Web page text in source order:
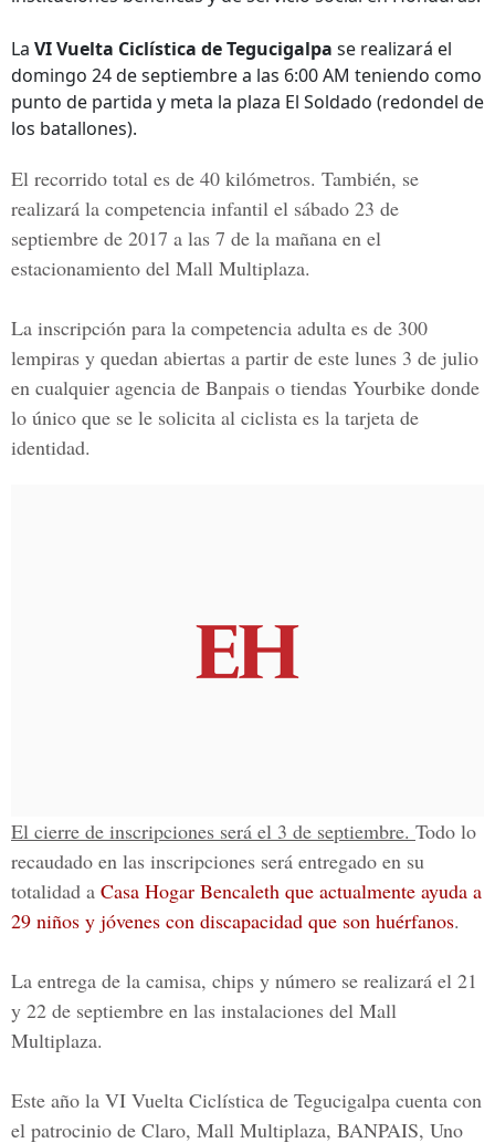
La VI Vuelta Ciclística de Tegucigalpa se realizará el
domingo 24 de septiembre a las 6:00 AM teniendo como
punto de partida y meta la plaza El Soldado (redondel de
los batallones).
El recorrido total es de 40 kilómetros. También, se
realizará la competencia infantil el sábado 23 de
septiembre de 2017 a las 7 de la mañana en el
estacionamiento del Mall Multiplaza.
La inscripción para la competencia adulta es de 300
lempiras y quedan abiertas a partir de este lunes 3 de julio
en cualquier agencia de Banpais o tiendas Yourbike donde
lo único que se le solicita al ciclista es la tarjeta de
identidad.
El cierre de inscripciones será el 3 de septiembre. Todo lo
recaudado en las inscripciones será entregado en su
totalidad a Casa Hogar Bencaleth que actualmente ayuda a
29 niños y jóvenes con discapacidad que son huérfanos.
La entrega de la camisa, chips y número se realizará el 21
y 22 de septiembre en las instalaciones del Mall
Multiplaza.
Este año la VI Vuelta Ciclística de Tegucigalpa cuenta con
el patrocinio de Claro, Mall Multiplaza, BANPAIS, Uno